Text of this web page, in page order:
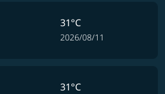
31°C
2026/08/11
31°C